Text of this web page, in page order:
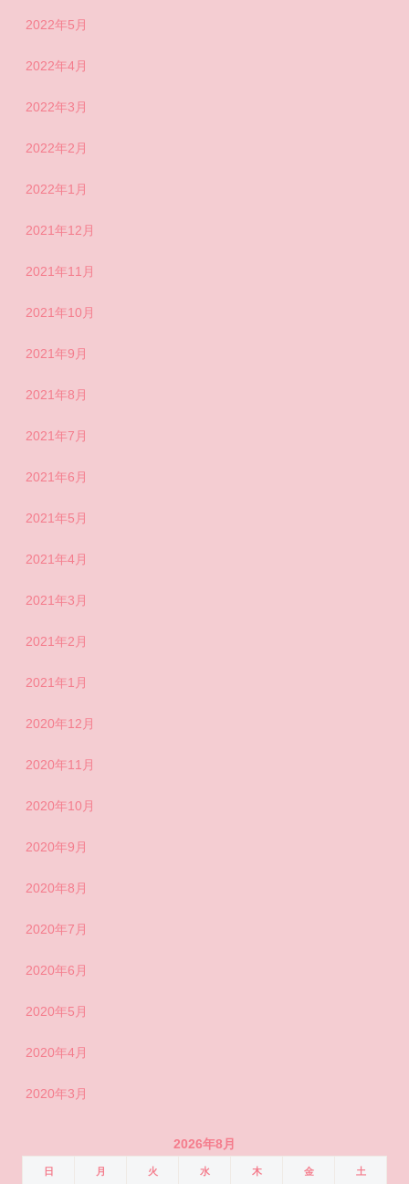
2022年5月
2022年4月
2022年3月
2022年2月
2022年1月
2021年12月
2021年11月
2021年10月
2021年9月
2021年8月
2021年7月
2021年6月
2021年5月
2021年4月
2021年3月
2021年2月
2021年1月
2020年12月
2020年11月
2020年10月
2020年9月
2020年8月
2020年7月
2020年6月
2020年5月
2020年4月
2020年3月
2026年8月
日 月 火 水 木 金 土